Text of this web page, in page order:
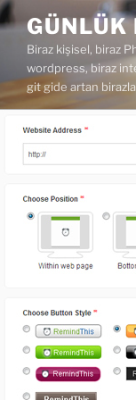
İçeriğe
geç
Biraz kişisel, biraz
wordpress, biraz
git gide artan